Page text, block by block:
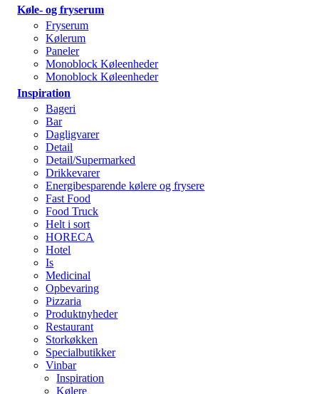
Køle- og fryserum
Fryserum
Kølerum
Paneler
Monoblock Køleenheder
Monoblock Køleenheder
Inspiration
Bageri
Bar
Dagligvarer
Detail
Detail/Supermarked
Drikkevarer
Energibesparende kølere og frysere
Fast Food
Food Truck
Helt i sort
HORECA
Hotel
Is
Medicinal
Opbevaring
Pizzaria
Produktnyheder
Restaurant
Storkøkken
Specialbutikker
Vinbar
Inspiration
Kølere